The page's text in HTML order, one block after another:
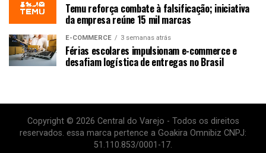
Temu reforça combate à falsificação; iniciativa
da empresa reúne 15 mil marcas
E-COMMERCE 3 semanas atrás
Férias escolares impulsionam e-commerce e
desafiam logística de entregas no Brasil
Copyright © 2026 Central do Varejo - Todos os direitos
reservados. essa marca pertence a Goakira Omnibiz CNPJ:
51.110.853/0001-17.